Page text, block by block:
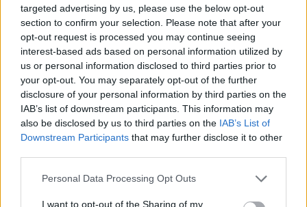
targeted advertising by us, please use the below opt-out
section to confirm your selection. Please note that after your
opt-out request is processed you may continue seeing
interest-based ads based on personal information utilized by
us or personal information disclosed to third parties prior to
your opt-out. You may separately opt-out of the further
disclosure of your personal information by third parties on the
IAB’s list of downstream participants. This information may
also be disclosed by us to third parties on the IAB’s List of
Downstream Participants that may further disclose it to other
Personal Data Processing Opt Outs
I want to opt-out of the Sharing of my